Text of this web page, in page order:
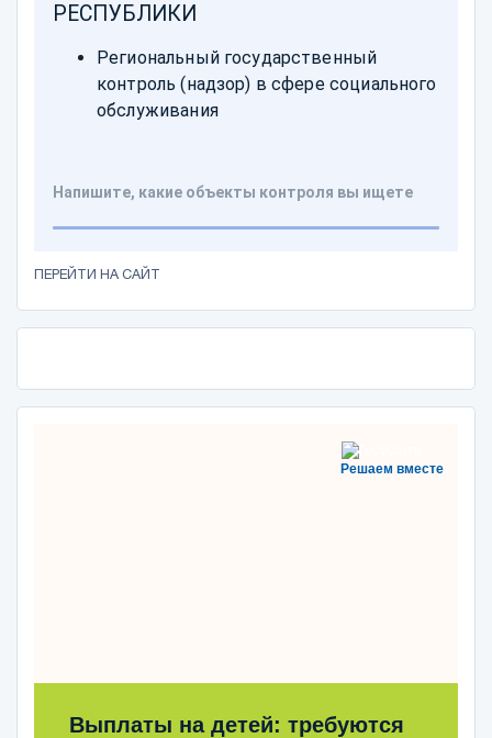
ПЕРЕЙТИ НА САЙТ
Решаем вместе
Выплаты на детей: требуются